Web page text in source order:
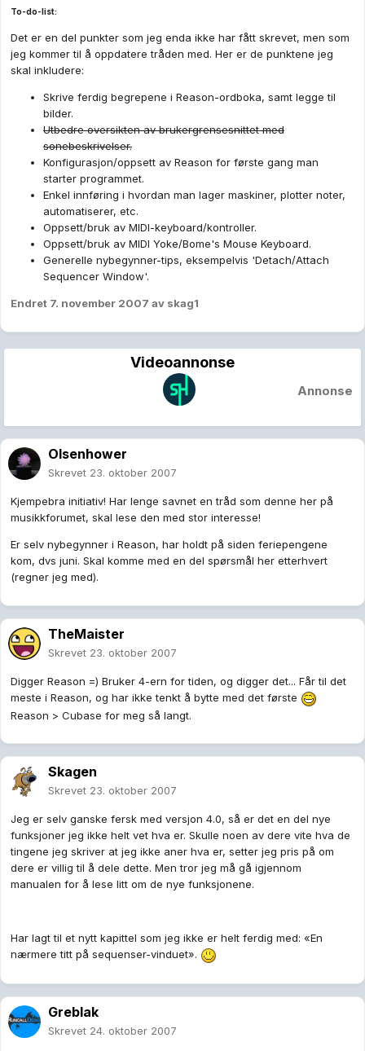
To-do-list:
Det er en del punkter som jeg enda ikke har fått skrevet, men som
jeg kommer til å oppdatere tråden med. Her er de punktene jeg
skal inkludere:
Skrive ferdig begrepene i Reason-ordboka, samt legge til
bilder.
Utbedre oversikten av brukergrensesnittet med
sonebeskrivelser.
Konfigurasjon/oppsett av Reason for første gang man
starter programmet.
Enkel innføring i hvordan man lager maskiner, plotter noter,
automatiserer, etc.
Oppsett/bruk av MIDI-keyboard/kontroller.
Oppsett/bruk av MIDI Yoke/Bome's Mouse Keyboard.
Generelle nybegynner-tips, eksempelvis 'Detach/Attach
Sequencer Window'.
Endret 7. november 2007 av skag1
Videoannonse
Annonse
Olsenhower
Skrevet 23. oktober 2007
Kjempebra initiativ! Har lenge savnet en tråd som denne her på
musikkforumet, skal lese den med stor interesse!
Er selv nybegynner i Reason, har holdt på siden feriepengene
kom, dvs juni. Skal komme med en del spørsmål her etterhvert
(regner jeg med).
TheMaister
Skrevet 23. oktober 2007
Digger Reason =) Bruker 4-ern for tiden, og digger det... Får til det
meste i Reason, og har ikke tenkt å bytte med det første
Reason > Cubase for meg så langt.
Skagen
Skrevet 23. oktober 2007
Jeg er selv ganske fersk med versjon 4.0, så er det en del nye
funksjoner jeg ikke helt vet hva er. Skulle noen av dere vite hva de
tingene jeg skriver at jeg ikke aner hva er, setter jeg pris på om
dere er villig til å dele dette. Men tror jeg må gå igjennom
manualen for å lese litt om de nye funksjonene.
Har lagt til et nytt kapittel som jeg ikke er helt ferdig med: «En
nærmere titt på sequenser-vinduet».
Greblak
Skrevet 24. oktober 2007